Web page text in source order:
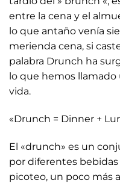
entre la cena y el
lo que antaño venía
merienda cena, si
palabra Drunch ha
lo que hemos
vida.
«Drunch = Dinner +
El «drunch» es un
por diferentes
picoteo, un poco más